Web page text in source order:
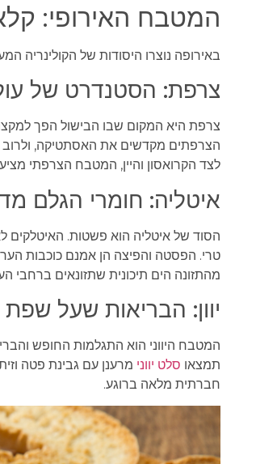
המטבח האירופי:
באירופה נוצרו היסודות של הקולינריה
צרפת: הסטנדרט של
צרפת היא המקום שבו הבישול הפך
הצרפתים מקדשים את האסתטיקה,
לצד הקרואסון והיין, המטבח הצרפתי
איטליה: חומרי הגלם
הסוד של איטליה הוא פשטות. האיטלקים
טרי. הפסטה והפיצה הן אמנם כוכבות
מהתזונה הים תיכונית שתזונאים ברחבי
יוון: הבריאות שעל
המטבח היווני הוא התגלמות החופש
תמצאו סלט יווני מרענן עם גבינת פטה
חברתית מלאה ברוגע.